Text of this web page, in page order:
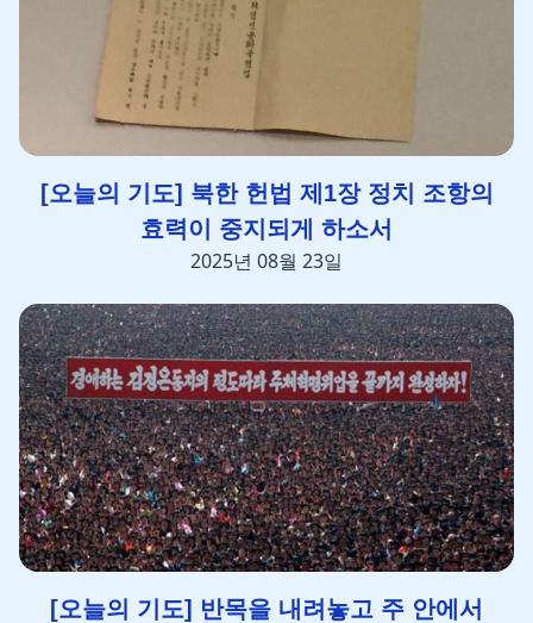
[오늘의 기도] 북한 헌법 제1장 정치 조항의
효력이 중지되게 하소서
2025년 08월 23일
[오늘의 기도] 반목을 내려놓고 주 안에서